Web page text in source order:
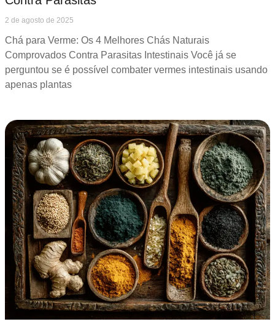
2 de agosto de 2025
Chá para Verme: Os 4 Melhores Chás Naturais
Comprovados Contra Parasitas Intestinais Você já se
perguntou se é possível combater vermes intestinais usando
apenas plantas